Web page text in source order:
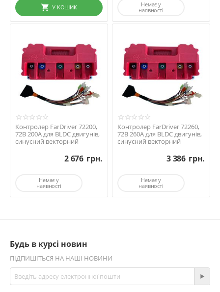
У КОШИК
Немає у
наявності
Контролер FarDriver 72200,
72В 200А для BLDC двигунів,
синусний векторний
2 676 грн.
Немає у
наявності
Контролер FarDriver 72260,
72В 260А для BLDC двигунів,
синусний векторний
3 386 грн.
Немає у
наявності
Будь в курсі новин
ПІДПИШІТЬСЯ НА НАШІ НОВИНИ